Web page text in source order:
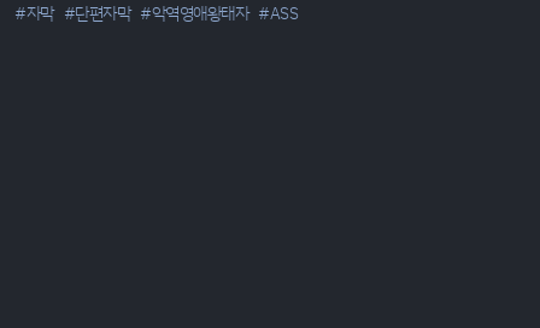
#자막 #단편자막 #악역영애왕태자 #ASS